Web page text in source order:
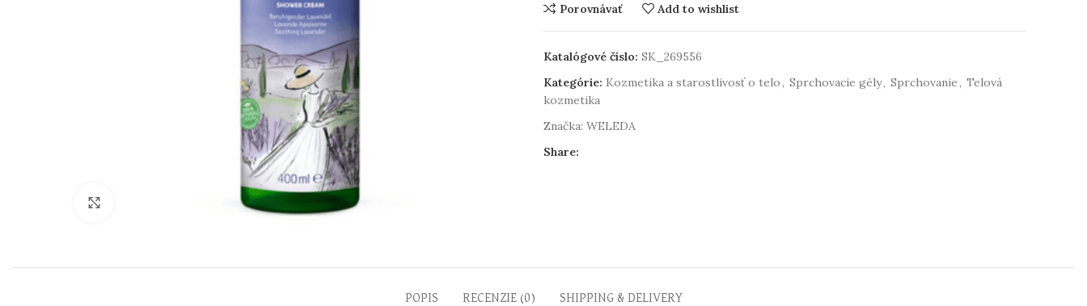
Porovnávať Add to wishlist
Katalógové číslo: SK_269556
Kategórie: Kozmetika a starostlivosť o telo, Sprchovacie gély, Sprchovanie, Telová
kozmetika
Značka: WELEDA
Share:
POPIS RECENZIE (0) SHIPPING & DELIVERY